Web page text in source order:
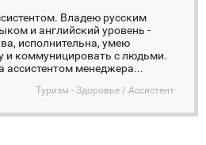
Владею русским
и английский уровень -
исполнительна, умею
и коммуницировать с людьми.
ассистентом менеджера...
Туризм - Здоровье / Ассистент